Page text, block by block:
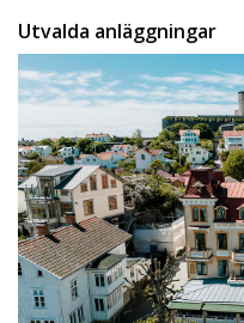
Utvalda anläggningar